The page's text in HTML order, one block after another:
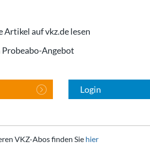
Artikel auf vkz.de lesen
Angebot
Login
VKZ-Abos finden Sie hier